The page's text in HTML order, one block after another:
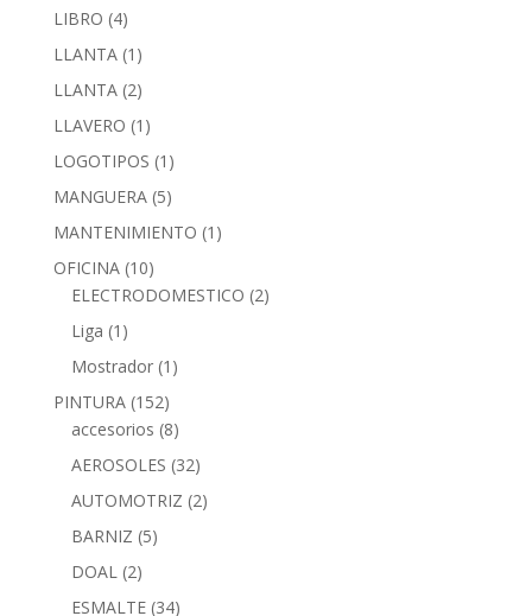
LIBRO (4)
LLANTA (1)
LLANTA (2)
LLAVERO (1)
LOGOTIPOS (1)
MANGUERA (5)
MANTENIMIENTO (1)
OFICINA (10)
ELECTRODOMESTICO (2)
Liga (1)
Mostrador (1)
PINTURA (152)
accesorios (8)
AEROSOLES (32)
AUTOMOTRIZ (2)
BARNIZ (5)
DOAL (2)
ESMALTE (34)